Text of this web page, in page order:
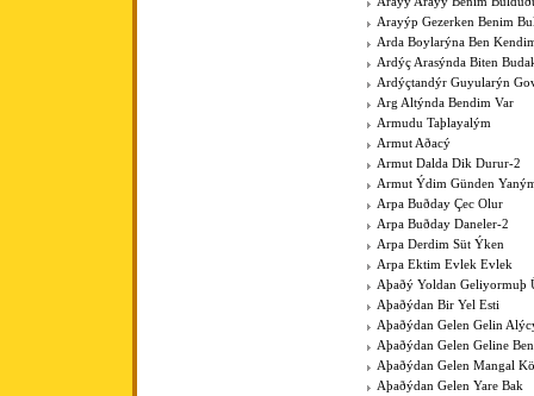
Arayýp Gezerken Benim
Arda Boylarýna Ben
Ardýç Arasýnda Biten
Ardýçtandýr Guyularýn
Arg Altýnda Bendim Var
Armudu Taþlayalým
Armut Aðacý
Armut Dalda Dik Durur-2
Armut Ýdim Günden
Arpa Buðday Çec Olur
Arpa Buðday Daneler-2
Arpa Derdim Süt Ýken
Arpa Ektim Evlek Evlek
Aþaðý Yoldan Geliyormuþ
Aþaðýdan Bir Yel Esti
Aþaðýdan Gelen Gelin
Aþaðýdan Gelen Geline
Aþaðýdan Gelen Mangal
Aþaðýdan Gelen Yare Bak